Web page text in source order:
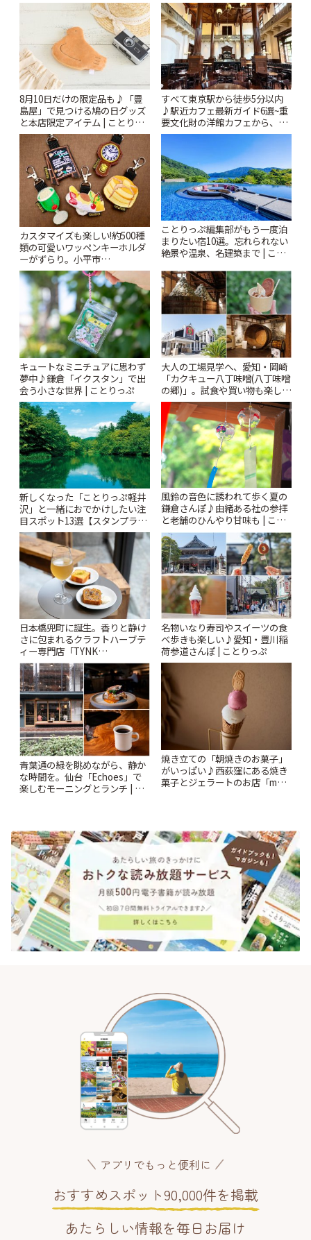
8月10日だけの限定品も♪「豊
島屋」で見つける鳩の日グッズ
と本店限定アイテム | ことりっ
ぷ
すべて東京駅から徒歩5分以内
♪駅近カフェ最新ガイド6選~重
要文化財の洋館カフェから、改
札すぐのレトロ喫茶まで~ | こと
カスタマイズも楽しい!約500種
類の可愛いワッペンキーホルダ
ーがずらり。小平市
「Kimamaya T&K」 | ことりっ
ぷ
ことりっぷ編集部がもう一度泊
まりたい宿10選。忘れられない
絶景や温泉、名建築まで | こと
キュートなミニチュアに思わず
夢中♪鎌倉「イクスタン」で出
会う小さな世界 | ことりっぷ
大人の工場見学へ、愛知・岡崎
「カクキュー八丁味噌(八丁味噌
の郷)」。試食や買い物も楽しみ
♪ | ことりっぷ
新しくなった「ことりっぷ軽井
沢」と一緒におでかけしたい注
目スポット13選【スタンプラリ
ー開催中】 | ことりっぷ
風鈴の音色に誘われて歩く夏の
鎌倉さんぽ♪由緒ある社の参拝
と老舗のひんやり甘味も | こと
りっぷ
日本橋兜町に誕生。香りと静け
さに包まれるクラフトハーブテ
ィー専門店「TYNK
Kabutocho」 | ことりっぷ
名物いなり寿司やスイーツの食
べ歩きも楽しい♪愛知・豊川稲
荷参道さんぽ | ことりっぷ
青葉通の緑を眺めながら、静か
な時間を。仙台「Echoes」で
楽しむモーニングとランチ | こ
焼き立ての「朝焼きのお菓子」
がいっぱい♪西荻窪にある焼き
菓子とジェラートのお店「mUni
アプリでもっと便利に
おすすめスポット90,000件を掲載
あたらしい情報を毎日お届け